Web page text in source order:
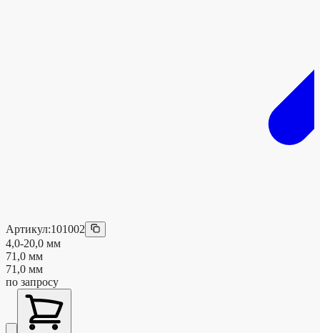
Артикул:101002
4,0-20,0 мм
71,0 мм
71,0 мм
по запросу